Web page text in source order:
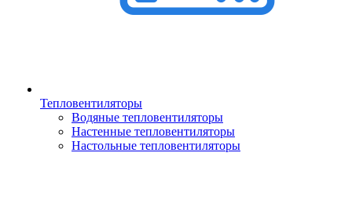
Тепловентиляторы
Водяные тепловентиляторы
Настенные тепловентиляторы
Настольные тепловентиляторы